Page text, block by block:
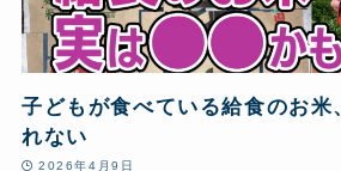
子どもが食べている給食のお米
れない
2026年4月9日